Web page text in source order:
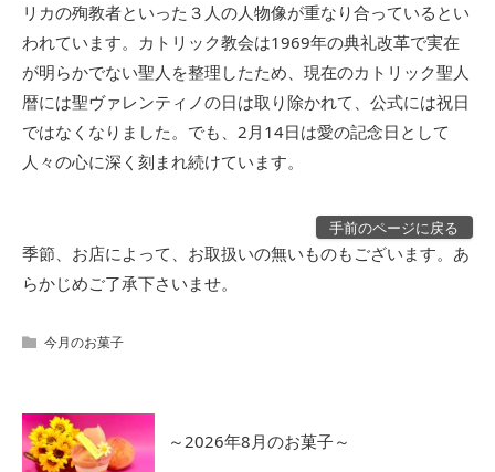
リカの殉教者といった３人の人物像が重なり合っているとい
われています。カトリック教会は1969年の典礼改革で実在
が明らかでない聖人を整理したため、現在のカトリック聖人
暦には聖ヴァレンティノの日は取り除かれて、公式には祝日
ではなくなりました。でも、2月14日は愛の記念日として
人々の心に深く刻まれ続けています。
手前のページに戻る
季節、お店によって、お取扱いの無いものもございます。あ
らかじめご了承下さいませ。
今月のお菓子
～2026年8月のお菓子～